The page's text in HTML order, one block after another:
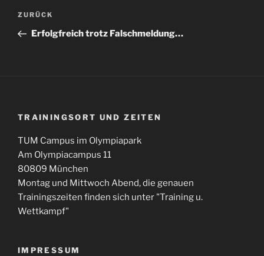
Beitragsnavigation
Vorheriger
Beitrag
ZURÜCK
Erfolgfreich trotz Falschmeldung…
TRAININGSORT UND ZEITEN
TUM Campus im Olympiapark
Am Olympiacampus 11
80809 München
Montag und Mittwoch Abend, die genauen
Trainingszeiten finden sich unter "Training u.
Wettkampf"
IMPRESSUM